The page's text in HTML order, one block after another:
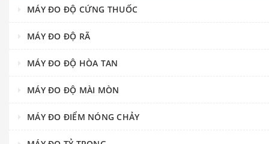
MÁY ĐO ĐỘ CỨNG THUỐC
MÁY ĐO ĐỘ RÃ
MÁY ĐO ĐỘ HÒA TAN
MÁY ĐO ĐỘ MÀI MÒN
MÁY ĐO ĐIỂM NÓNG CHẢY